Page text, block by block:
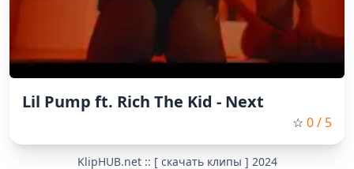
Lil Pump ft. Rich The Kid - Next
☆ 0/ 5
KlipHUB.net :: [ скачать клипы ] 2024